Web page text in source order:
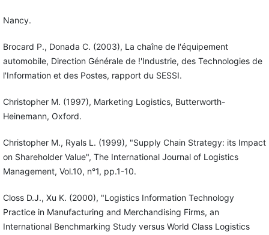
Nancy.
Brocard P., Donada C. (2003), La chaîne de l'équipement
automobile, Direction Générale de !'Industrie, des Technologies de
l'Information et des Postes, rapport du SESSI.
Christopher M. (1997), Marketing Logistics, Butterworth-
Heinemann, Oxford.
Christopher M., Ryals L. (1999), "Supply Chain Strategy: its Impact
on Shareholder Value", The International Journal of Logistics
Management, Vol.10, n°1, pp.1-10.
Closs D.J., Xu K. (2000), "Logistics Information Technology
Practice in Manufacturing and Merchandising Firms, an
International Benchmarking Study versus World Class Logistics